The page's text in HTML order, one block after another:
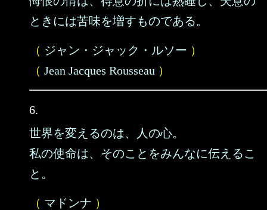
ときには苦味を増すものである。
（ ジャン・ジャック・ルソー ）
（ Jean Jacques Rousseau ）
6.
世界を変えるのは、人の心。
私の使命は、そのことをみんなに伝えるこ
と。
（ マドンナ ）